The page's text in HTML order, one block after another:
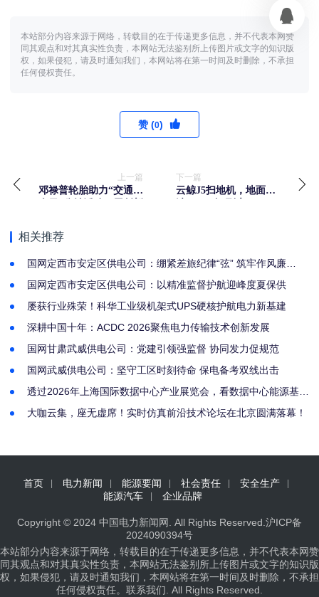
本站部分内容来源于网络，转载目的在于传递更多信息，并不代表本网赞
同其观点和对其真实性负责，本网站无法鉴别所上传图片或文字的知识版
权，如果侵犯，请及时通知我们，本网站将在第一时间及时删除，不承担
任何侵权责任。
赞 (0)
上一篇
邓禄普轮胎助力“交通安
下一篇
云鲸J5扫地机，地面清
相关推荐
国网定西市安定区供电公司：绷紧差旅纪律“弦” 筑牢作风廉
国网定西市安定区供电公司：以精准监督护航迎峰度夏保供
屡获行业殊荣！科华工业级机架式UPS硬核护航电力新基建
深耕中国十年：ACDC 2026聚焦电力传输技术创新发展
国网甘肃武威供电公司：党建引领强监督 协同发力促规范
国网武威供电公司：坚守工区时刻待命 保电备考双线出击 ​
透过2026年上海国际数据中心产业展览会，看数据中心能源基础
大咖云集，座无虚席！实时仿真前沿技术论坛在北京圆满落幕！
首页 电力新闻 能源要闻 社会责任
安全生产
能源汽车
企业品牌
Copyright © 2024 中国电力新闻网 . All Rights Reserved. 沪ICP备
2024090394号
本站部分内容来源于网络，转载目的在于传递更多信息，并不代表本网赞
同其观点和对其真实性负责，本网站无法鉴别所上传图片或文字的知识版
权，如果侵犯，请及时通知我们，本网站将在第一时间及时删除，不承担
任何侵权责任。 联系我们 . All Rights Reserved.